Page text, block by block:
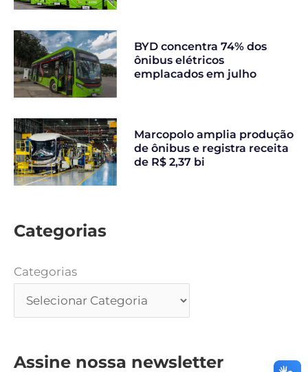
BYD concentra 74% dos
ônibus elétricos
emplacados em julho
Marcopolo amplia produção
de ônibus e registra receita
de R$ 2,37 bi
Categorias
Categorias
Assine nossa newsletter